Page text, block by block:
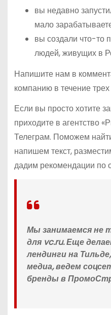
вы недавно
мало
вы создали что-то
людей, живущих в
Напишите нам в
компанию в течение
Если вы просто хотите
приходите в агентство
Телеграм. Поможем
напишем текст,
дадим рекомендации по
Мы занимаемся не
для vc.ru. Еще
лендинги на
медиа, ведем
бренды в